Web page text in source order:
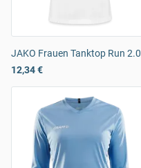
JAKO Frauen Tanktop Run 2.0
12,34 €